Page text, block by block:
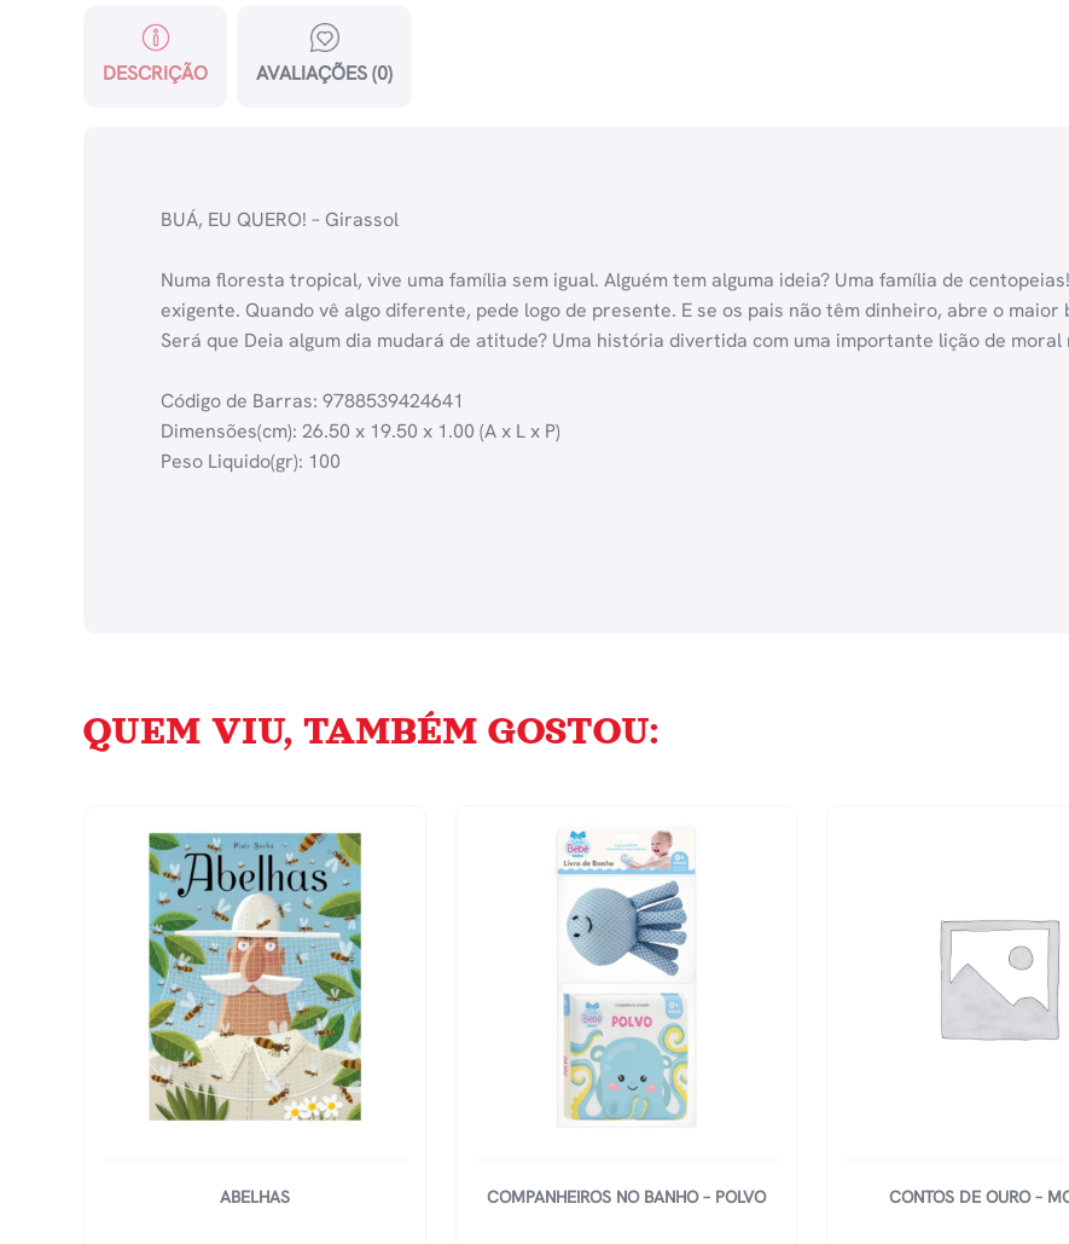
DESCRIÇÃO AVALIAÇÕES (0)
BUÁ, EU QUERO! – Girassol
Numa floresta tropical, vive uma família sem igual. Alguém tem alguma ideia? Uma família de
exigente. Quando vê algo diferente, pede logo de presente. E se os pais não têm dinheiro, abre o
Será que Deia algum dia mudará de atitude? Uma história divertida com uma importante lição de moral
Código de Barras: 9788539424641
Dimensões(cm): 26.50 x 19.50 x 1.00 (A x L x P)
Peso Liquido(gr): 100
QUEM VIU, TAMBÉM GOSTOU:
ABELHAS COMPANHEIROS NO BANHO – POLVO CONTOS DE OURO –